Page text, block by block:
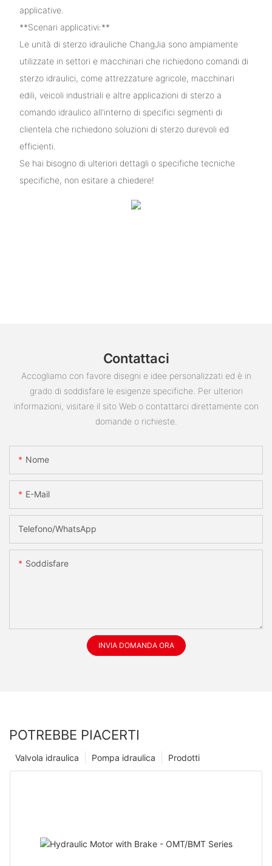
applicative.
**Scenari applicativi:**
Le unità di sterzo idrauliche ChangJia sono ampiamente
utilizzate in settori e macchinari che richiedono comandi di
sterzo idraulici, come attrezzature agricole, macchinari
edili, veicoli industriali e altre applicazioni di sterzo a
comando idraulico all'interno di specifici segmenti di
clientela che richiedono soluzioni di sterzo durevoli ed
efficienti.
Se hai bisogno di ulteriori dettagli o specifiche tecniche
specifiche, non esitare a chiedere!
Contattaci
Accogliamo con favore disegni e idee personalizzati ed è in
grado di soddisfare le esigenze specifiche. Per ulteriori
informazioni, visitare il sito Web o contattarci direttamente con
domande o richieste.
Nome
E-Mail
Telefono/WhatsApp
Soddisfare
INVIA DOMANDA ORA
POTREBBE PIACERTI
Prodotti
Pompa idraulica
Valvola idraulica